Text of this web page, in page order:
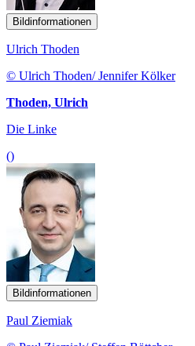
Bildinformationen
Ulrich Thoden
© Ulrich Thoden/ Jennifer Kölker
Thoden, Ulrich
Die Linke
()
Bildinformationen
Paul Ziemiak